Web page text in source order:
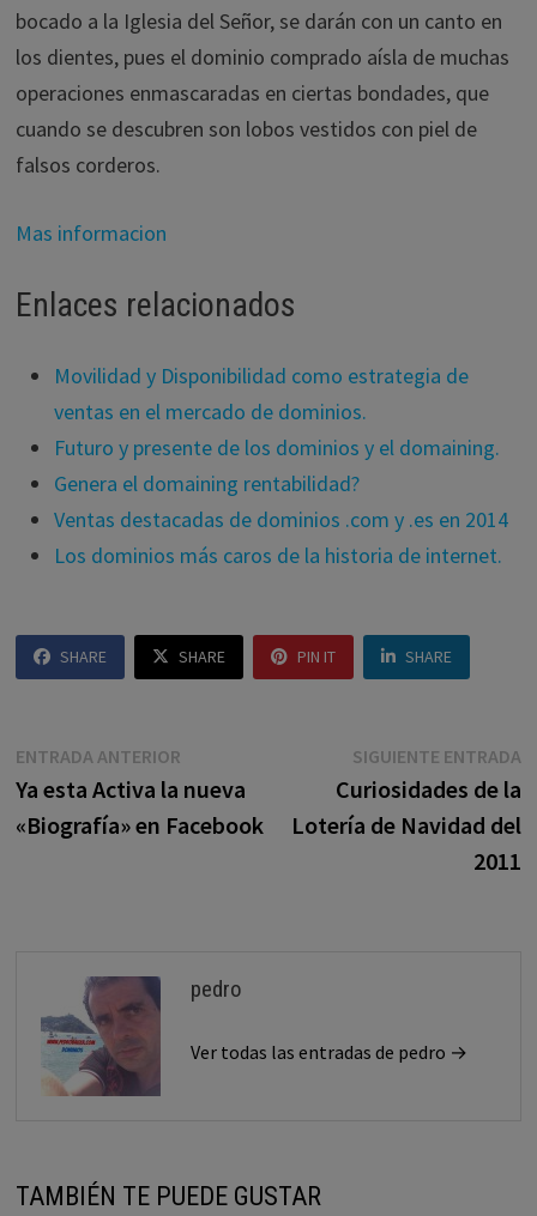
bocado a la Iglesia del Señor, se darán con un canto en
los dientes, pues el dominio comprado aísla de muchas
operaciones enmascaradas en ciertas bondades, que
cuando se descubren son lobos vestidos con piel de
falsos corderos.
Mas informacion
Enlaces relacionados
Movilidad y Disponibilidad como estrategia de
ventas en el mercado de dominios.
Futuro y presente de los dominios y el domaining.
Genera el domaining rentabilidad?
Ventas destacadas de dominios .com y .es en 2014
Los dominios más caros de la historia de internet.
SHARE SHARE PIN IT SHARE
Navegación
de
entradas
ENTRADA ANTERIOREntrada
anterior:
Ya esta Activa la nueva
«Biografía» en Facebook
SIGUIENTE ENTRADA
Curiosidades de la
Lotería de Navidad del
2011
pedro
Ver todas las entradas de pedro →
TAMBIÉN TE PUEDE GUSTAR